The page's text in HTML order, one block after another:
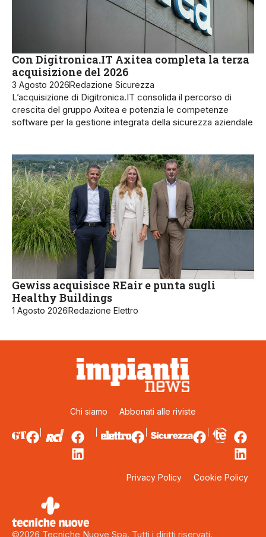
Con Digitronica.IT Axitea completa la terza
acquisizione del 2026
3 Agosto 2026Redazione Sicurezza
L’acquisizione di Digitronica.IT consolida il percorso di
crescita del gruppo Axitea e potenzia le competenze
software per la gestione integrata della sicurezza aziendale
Gewiss acquisisce REair e punta sugli
Healthy Buildings
1 Agosto 2026Redazione Elettro
Chi siamo Abbonati alle riviste
Privacy Policy Cookie Policy
©2026 Tecniche Nuove Spa. Tutti i diritti riservati.